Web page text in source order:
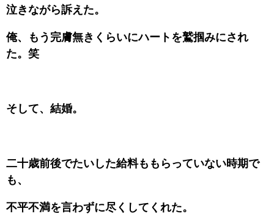
泣きながら訴えた。
俺、もう完膚無きくらいにハートを鷲掴みにされ
た。笑
そして、結婚。
二十歳前後でたいした給料ももらっていない時期で
も、
不平不満を言わずに尽くしてくれた。